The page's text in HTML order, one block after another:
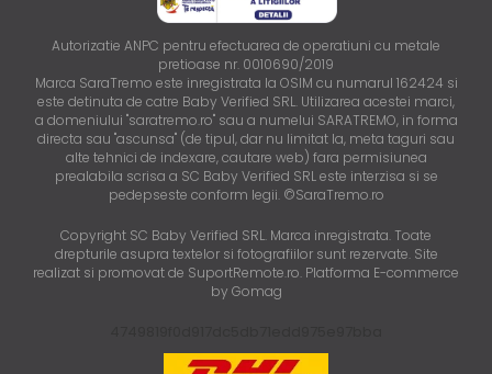
Autorizatie ANPC pentru efectuarea de operatiuni cu metale
pretioase nr. 0010690/2019
Marca SaraTremo este inregistrata la OSIM cu numarul 162424 si
este detinuta de catre Baby Verified SRL. Utilizarea acestei marci,
a domeniului "saratremo.ro" sau a numelui SARATREMO, in forma
directa sau "ascunsa" (de tipul, dar nu limitat la, meta taguri sau
alte tehnici de indexare, cautare web) fara permisiunea
prealabila scrisa a SC Baby Verified SRL este interzisa si se
pedepseste conform legii. ©SaraTremo.ro
Copyright SC Baby Verified SRL. Marca inregistrata. Toate
drepturile asupra textelor si fotografiilor sunt rezervate. Site
realizat si promovat de SuportRemote.ro. Platforma E-commerce
by Gomag